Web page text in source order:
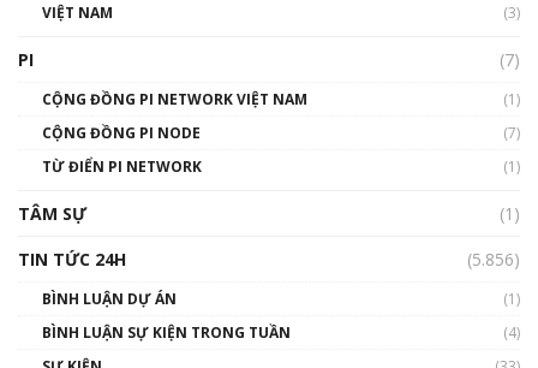
Talkshow 14: MemeCoin – Trò đùa tỷ đô
01:29:26
VIỆT NAM
(3)
PI (7)
CỘNG ĐỒNG PI NETWORK VIỆT NAM
(1)
CỘNG ĐỒNG PI NODE
(7)
TỪ ĐIỂN PI NETWORK
(1)
TÂM SỰ
(1)
TIN TỨC 24H
(5.856)
BÌNH LUẬN DỰ ÁN
(1)
BÌNH LUẬN SỰ KIỆN TRONG TUẦN
(4)